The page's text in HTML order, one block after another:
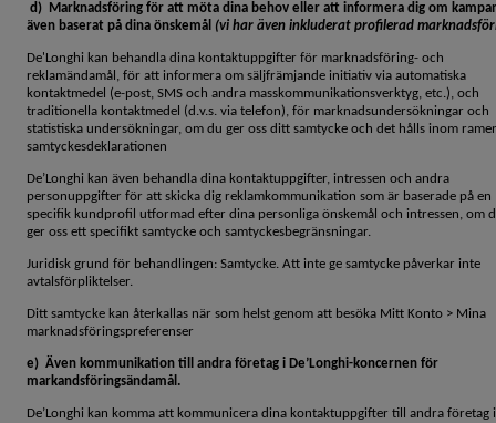
d) Marknadsföring för att möta dina behov eller att informera dig om
även baserat på dina önskemål (vi har även inkluderat profilerad
De'Longhi kan behandla dina kontaktuppgifter för marknadsföring- och
reklamändamål, för att informera om säljfrämjande initiativ via automatiska
kontaktmedel (e-post, SMS och andra masskommunikationsverktyg, etc.), och
traditionella kontaktmedel (d.v.s. via telefon), för marknadsundersökningar och
statistiska undersökningar, om du ger oss ditt samtycke och det hålls inom
samtyckesdeklarationen
De’Longhi kan även behandla dina kontaktuppgifter, intressen och andra
personuppgifter för att skicka dig reklamkommunikation som är baserade på en
specifik kundprofil utformad efter dina personliga önskemål och intressen, om
ger oss ett specifikt samtycke och samtyckesbegränsningar.
Juridisk grund för behandlingen: Samtycke. Att inte ge samtycke påverkar inte
avtalsförpliktelser.
Ditt samtycke kan återkallas när som helst genom att besöka Mitt Konto > Mina
marknadsföringspreferenser
e) Även kommunikation till andra företag i De’Longhi-koncernen för
markandsföringsändamål.
De’Longhi kan komma att kommunicera dina kontaktuppgifter till andra företag i